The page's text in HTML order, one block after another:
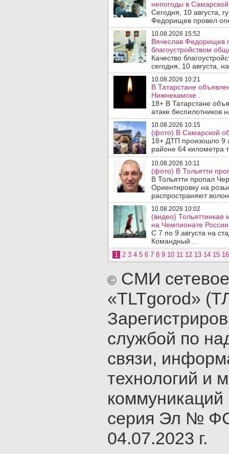
непогоды в
Сегодня, 10 августа,
Федорищев провел
10.08.2026 15:52
Вячеслав Федорищев
благоустройством
Качество
сегодня, 10 августа,
10.08.2026 10:21
В Татарстане
Нижнекамске .
18+ В Татарстане
атаке беспилотников
10.08.2026 10:15
(фото) В Самарской
18+ ДТП произошло 9
районе 64 километра
10.08.2026 10:11
(фото) В Тольятти
В Тольятти пропал
Ориентировку на
распространяют
10.08.2026 10:02
(видео)
на Чемпионате России
С 7 по 9 августа на
Командный ..
1 2 3 4 5 6 7 8 9 10 11 12 13 14 15 16
© СМИ
«TLTgorod»
службой по
связи,
технологий и
серия Эл №
04.07.2023 г.